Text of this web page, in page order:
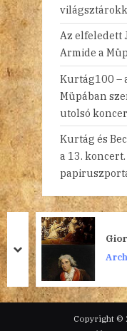
Az elfeledett
Armide a
Kurtág100 –
Müpában
utolsó
Kurtág és
a 13.
prev
next
Copyright ©